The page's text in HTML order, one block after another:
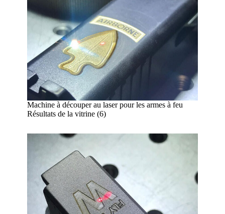
Machine à découper au laser pour les armes à feu
Résultats de la vitrine (6)